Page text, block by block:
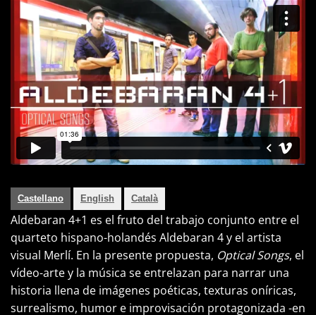
Castellano English Català
Aldebaran 4+1 es el fruto del trabajo conjunto entre el
quarteto hispano-holandés Aldebaran 4 y el artista
visual Merlí. En la presente propuesta, Optical Songs, el
vídeo-arte y la música se entrelazan para narrar una
historia llena de imágenes poéticas, texturas oníricas,
surrealismo, humor e improvisación protagonizada -en